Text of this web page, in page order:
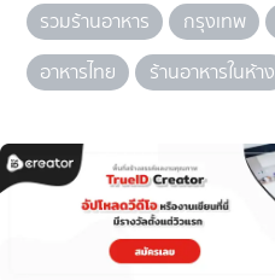
รวมร้านอาหาร
กรุงเทพ
อาหารไทย
ร้านอาหารในห้าง